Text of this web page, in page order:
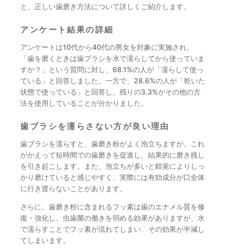
と、正しい歯磨き方法について詳しくご紹介します。
アンケート結果の詳細
アンケートは10代から40代の男女を対象に実施され、
「歯を磨くときは歯ブラシを水で濡らしてから使っていま
すか？」という質問に対し、68.1%の人が「濡らして使っ
ている」と回答しました。一方で、28.6%の人が「乾いた
状態で使っている」と回答し、残りの3.3%がその他の方
法を使用していることが分かりました。
歯ブラシを濡らさない方が良い理由
歯ブラシを濡らすと、歯磨き粉がよく泡立ちますが、これ
がかえって短時間での歯磨きを促進し、結果的に磨き残し
を引き起こします。また、泡立ちが多いと錯覚によりしっ
かり磨けていると感じやすく、実際には有効成分が口全体
に行き渡らないことがあります。
さらに、歯磨き粉に含まれるフッ素は歯のエナメル質を修
復・強化し、虫歯菌の働きを弱める効果がありますが、水
で濡らすことでフッ素が流れてしまい、その効果が半減し
てしまいます。